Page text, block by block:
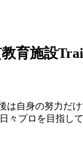
育施設
自身の努力だけ
々プロを目指して